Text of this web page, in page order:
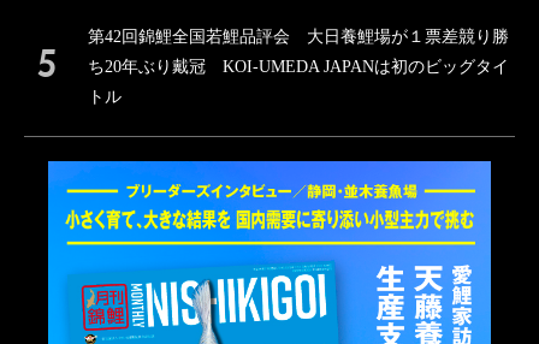
第42回錦鯉全国若鯉品評会 大日養鯉場が１票差競り勝
ち20年ぶり戴冠 KOI-UMEDA JAPANは初のビッグタイ
トル